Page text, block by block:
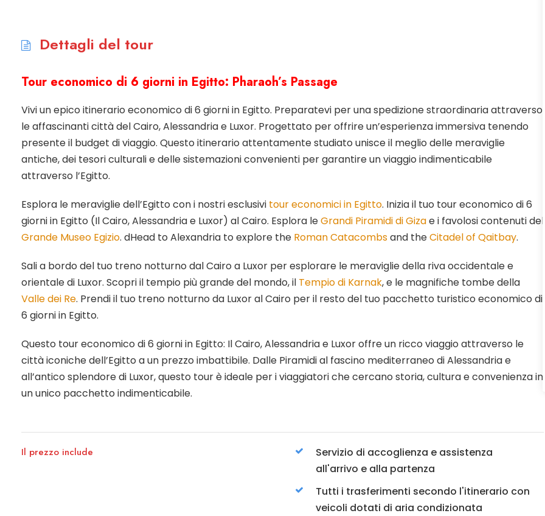
Dettagli del tour
Tour economico di 6 giorni in Egitto: Pharaoh’s Passage
Vivi un epico itinerario economico di 6 giorni in Egitto. Preparatevi per una spedizione straordinaria attraverso
le affascinanti città del Cairo, Alessandria e Luxor. Progettato per offrire un’esperienza immersiva tenendo
presente il budget di viaggio. Questo itinerario attentamente studiato unisce il meglio delle meraviglie
antiche, dei tesori culturali e delle sistemazioni convenienti per garantire un viaggio indimenticabile
attraverso l’Egitto.
Esplora le meraviglie dell’Egitto con i nostri esclusivi tour economici in Egitto. Inizia il tuo tour economico di 6
giorni in Egitto (Il Cairo, Alessandria e Luxor) al Cairo. Esplora leGrandi Piramidi di Gizae i favolosi contenuti del
Grande Museo Egizio. dHead to Alexandria to explore the Roman Catacombsand theCitadel of Qaitbay.
Sali a bordo del tuo treno notturno dal Cairo a Luxor per esplorare le meraviglie della riva occidentale e
orientale di Luxor. Scopri il tempio più grande del mondo, il Tempio di Karnak, e le magnifiche tombe della
Valle dei Re. Prendi il tuo treno notturno da Luxor al Cairo per il resto del tuo pacchetto turistico economico di
6 giorni in Egitto.
Questo tour economico di 6 giorni in Egitto: Il Cairo, Alessandria e Luxor offre un ricco viaggio attraverso le
città iconiche dell’Egitto a un prezzo imbattibile. Dalle Piramidi al fascino mediterraneo di Alessandria e
all’antico splendore di Luxor, questo tour è ideale per i viaggiatori che cercano storia, cultura e convenienza in
un unico pacchetto indimenticabile.
Il prezzo include
Servizio di accoglienza e assistenza
all'arrivo e alla partenza
Tutti i trasferimenti secondo l'itinerario con
veicoli dotati di aria condizionata